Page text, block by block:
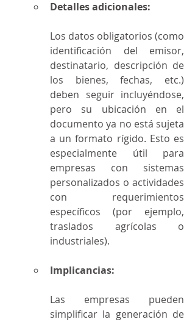
Detalles adicionales:
Los datos obligatorios (como
identificación del emisor,
destinatario, descripción de
los bienes, fechas, etc.)
deben seguir incluyéndose,
pero su ubicación en el
documento ya no está sujeta
a un formato rígido. Esto es
especialmente útil para
empresas con sistemas
personalizados o actividades
con requerimientos
específicos (por ejemplo,
traslados agrícolas o
industriales).
Implicancias:
Las empresas pueden
simplificar la generación de